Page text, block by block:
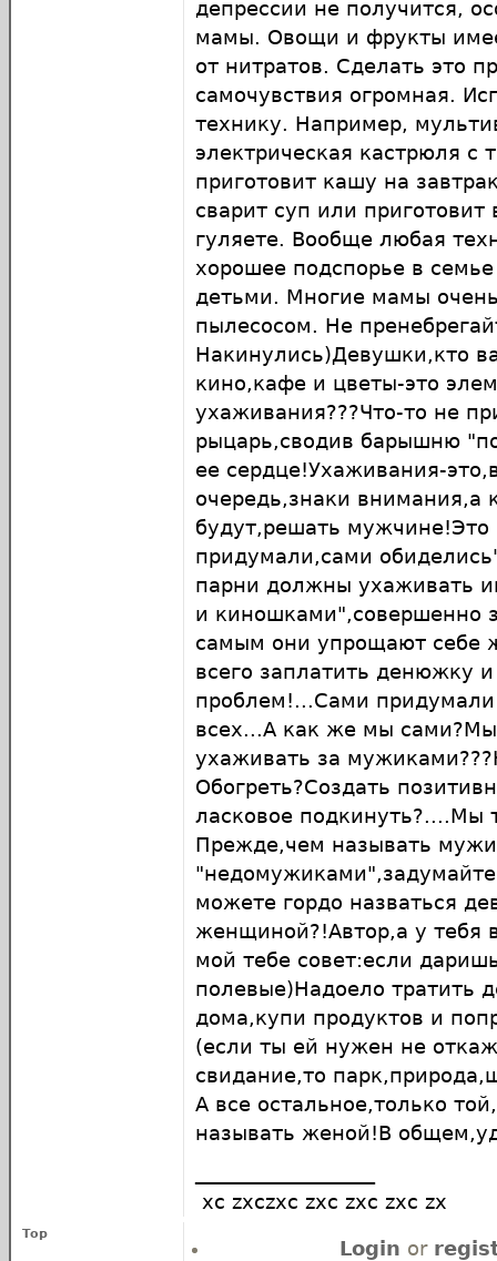
депрессии не получится,
мамы. Овощи и фрукты
от нитратов. Сделать это
самочувствия огромная.
технику. Например,
электрическая кастрюля с
приготовит кашу на
сварит суп или приготовит
гуляете. Вообще любая
хорошее подспорье в
детьми. Многие мамы
пылесосом. Не
Накинулись)Девушки,кто
кино,кафе и цветы-это
ухаживания???Что-то не
рыцарь,сводив барышню
ее сердце!Ухаживания-
очередь,знаки внимания,а
будут,решать мужчине!Это
придумали,сами
парни должны ухаживать
и киношками",совершенно
самым они упрощают себе
всего заплатить денюжку
проблем!...Сами придумали
всех...А как же мы
ухаживать за
Обогреть?Создать
ласковое
Прежде,чем называть
можете гордо назваться
женщиной?!Автор,а у тебя
мой тебе совет:если
полевые)Надоело тратить
дома,купи продуктов и
(если ты ей нужен не
свидание,то
А все остальное,только
называть женой!В
xc zxczxc zxc zxc zxc zx
Top
Login or